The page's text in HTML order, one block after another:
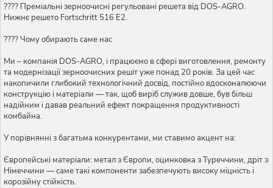
???? Преміальні зерноочисні регульовані решета від DOS-AGRO.
Нижнє решето Fortschritt 516 Е2.
???? Чому обирають саме нас
Ми – компанія DOS-AGRO, і працюємо в сфері виготовлення, ремонту
та модернізації зерноочисних решіт уже понад 20 років. За цей час
накопичили глибокий технологічний досвід, постійно вдосконалюючи
конструкцію і матеріали — так, щоб виріб служив довше, був більш
надійним і давав реальний ефект покращення продуктивності
комбайна.
У порівнянні з багатьма конкурентами, ми ставимо акцент на:
Європейські матеріали: метал з Європи, оцинковка з Туреччини, дріт з
Німеччини — саме такі компоненти забезпечують високу міцність і
корозійну стійкість.